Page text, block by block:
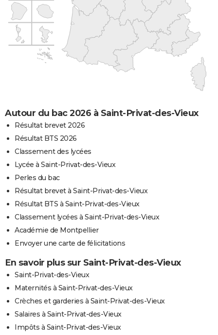
Autour du bac 2026 à Saint-Privat-des-Vieux
Résultat brevet 2026
Résultat BTS 2026
Classement des lycées
Lycée à Saint-Privat-des-Vieux
Perles du bac
Résultat brevet à Saint-Privat-des-Vieux
Résultat BTS à Saint-Privat-des-Vieux
Classement lycées à Saint-Privat-des-Vieux
Académie de Montpellier
Envoyer une carte de félicitations
En savoir plus sur Saint-Privat-des-Vieux
Saint-Privat-des-Vieux
Maternités à Saint-Privat-des-Vieux
Crèches et garderies à Saint-Privat-des-Vieux
Salaires à Saint-Privat-des-Vieux
Impôts à Saint-Privat-des-Vieux